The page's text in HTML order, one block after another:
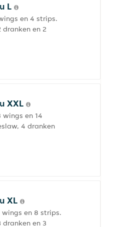
L
en 4 strips.
dranken en 2
XXL
en 14
4 dranken
XL
wings en 8 strips.
en 3